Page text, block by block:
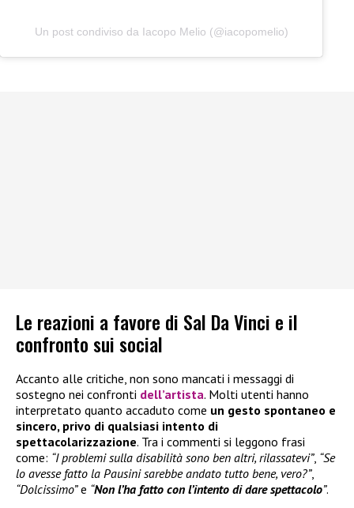
Un post condiviso da Iacopo Melio (@iacopomelio)
Le reazioni a favore di Sal Da Vinci e il
confronto sui social
Accanto alle critiche, non sono mancati i messaggi di
sostegno nei confronti dell’artista. Molti utenti hanno
interpretato quanto accaduto come un gesto spontaneo e
sincero, privo di qualsiasi intento di
spettacolarizzazione. Tra i commenti si leggono frasi
come: “I problemi sulla disabilità sono ben altri, rilassatevi”, “Se
lo avesse fatto la Pausini sarebbe andato tutto bene, vero?”,
“Dolcissimo”e “Non l’ha fatto con l’intento di dare spettacolo”.